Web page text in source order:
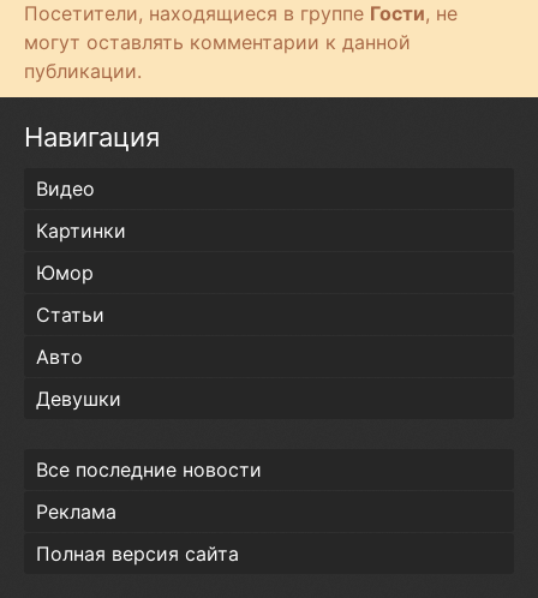
с
т
Посетители, находящиеся в группе Гости, не
могут оставлять комментарии к данной
публикации.
Навигация
Видео
Картинки
Юмор
Статьи
Авто
Девушки
Все последние новости
Реклама
Полная версия сайта